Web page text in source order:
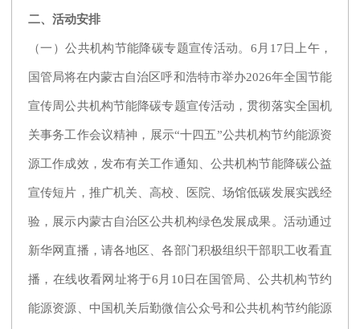
二、活动安排
（一）公共机构节能降碳专题宣传活动。6月17日上午，
国管局将在内蒙古自治区呼和浩特市举办2026年全国节能
宣传周公共机构节能降碳专题宣传活动，贯彻落实全国机
关事务工作会议精神，展示“十四五”公共机构节约能源资
源工作成效，发布有关工作通知、公共机构节能降碳公益
宣传短片，推广机关、高校、医院、场馆低碳发展实践经
验，展示内蒙古自治区公共机构绿色发展成果。活动通过
新华网直播，请各地区、各部门积极组织干部职工收看直
播，在线收看网址将于6月10日在国管局、公共机构节约
能源资源、中国机关后勤微信公众号和公共机构节约能源